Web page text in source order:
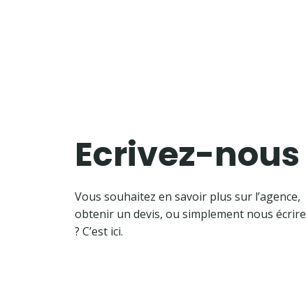
Ecrivez-nous
Vous souhaitez en savoir plus sur l’agence,
obtenir un devis, ou simplement nous écrire
? C’est ici.